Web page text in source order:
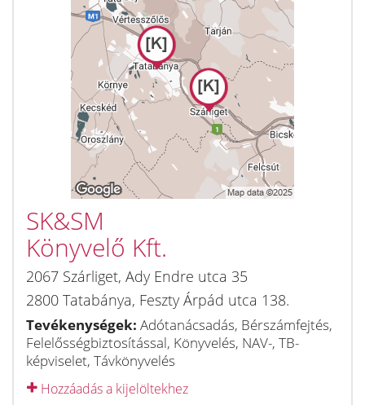
SK&SM
Könyvelő Kft.
2067 Szárliget, Ady Endre utca 35
2800 Tatabánya, Feszty Árpád utca 138.
Tevékenységek: Adótanácsadás, Bérszámfejtés,
Felelősségbiztosítással, Könyvelés, NAV-, TB-
képviselet, Távkönyvelés
Hozzáadás a kijelöltekhez